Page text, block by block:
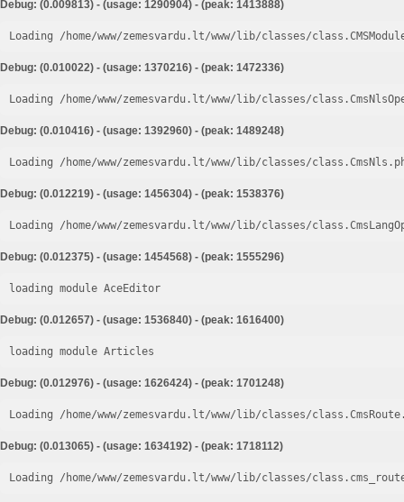
Debug: (0.009813) - (usage: 1290904) - (peak: 1413888)
Loading /home/www/zemesvardu.lt/www/lib/classes/
Debug: (0.010022) - (usage: 1370216) - (peak: 1472336)
Loading /home/www/zemesvardu.lt/www/lib/classes/
Debug: (0.010416) - (usage: 1392960) - (peak: 1489248)
Loading /home/www/zemesvardu.lt/www/lib/classes/
Debug: (0.012219) - (usage: 1456304) - (peak: 1538376)
Loading /home/www/zemesvardu.lt/www/lib/classes/
Debug: (0.012375) - (usage: 1454568) - (peak: 1555296)
loading module AceEditor
Debug: (0.012657) - (usage: 1536840) - (peak: 1616400)
loading module Articles
Debug: (0.012976) - (usage: 1626424) - (peak: 1701248)
Loading /home/www/zemesvardu.lt/www/lib/classes/
Debug: (0.013065) - (usage: 1634192) - (peak: 1718112)
Loading /home/www/zemesvardu.lt/www/lib/classes/